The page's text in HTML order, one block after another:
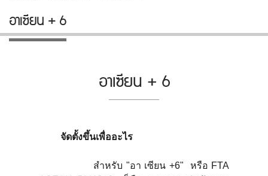
อาเซียน + 6
อาเซียน + 6
จัดตั้งขึ้นเพื่ออะไร
สำหรับ "อา เซียน +6" หรือ FTA